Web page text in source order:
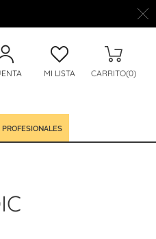
MI LISTA CARRITO(0)
PROFESIONALES